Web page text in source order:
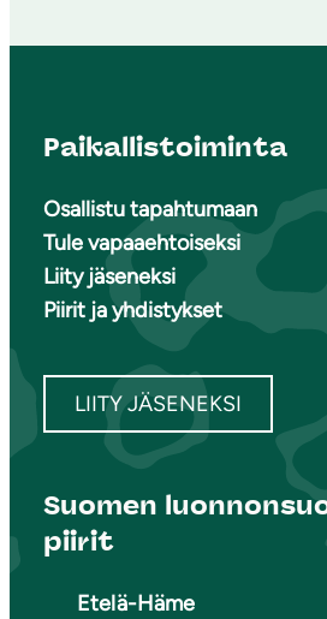
Paikallistoiminta
Osallistu tapahtumaan
Tule vapaaehtoiseksi
Liity jäseneksi
Piirit ja yhdistykset
LIITY JÄSENEKSI
Suomen
piirit
Etelä-Häme